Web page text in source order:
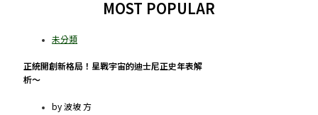
MOST POPULAR
正統開創新格局！星戰宇宙的迪士尼正史年表解
析～
by波坡 方